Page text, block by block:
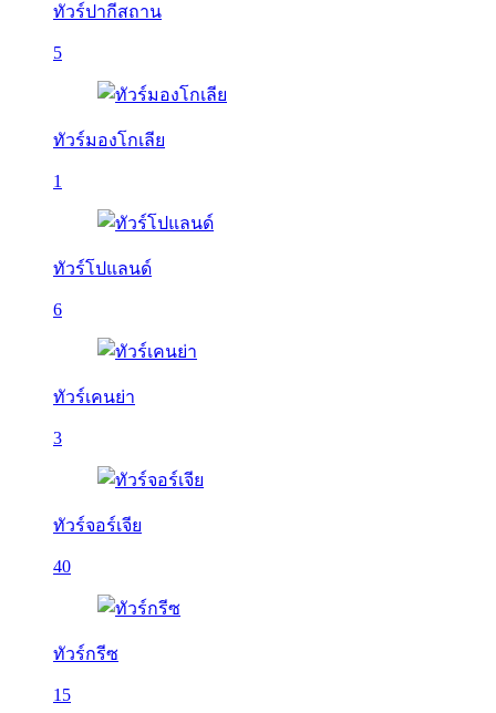
ทัวร์ปากีสถาน
5
ทัวร์มองโกเลีย
1
ทัวร์โปแลนด์
6
ทัวร์เคนย่า
3
ทัวร์จอร์เจีย
40
ทัวร์กรีซ
15